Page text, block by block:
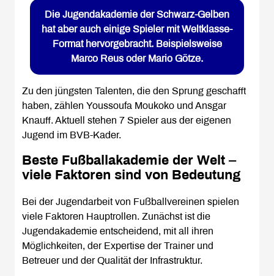
Die Jugendakademie der Schwarz-Gelben
hat aber auch einige Spieler mit Weltklasse-
Format hervorgebracht. Beispielsweise
Marco Reus oder Mario Götze.
Zu den jüngsten Talenten, die den Sprung geschafft
haben, zählen Youssoufa Moukoko und Ansgar
Knauff. Aktuell stehen 7 Spieler aus der eigenen
Jugend im BVB-Kader.
Beste Fußballakademie der Welt –
viele Faktoren sind von Bedeutung
Bei der Jugendarbeit von Fußballvereinen spielen
viele Faktoren Hauptrollen. Zunächst ist die
Jugendakademie entscheidend, mit all ihren
Möglichkeiten, der Expertise der Trainer und
Betreuer und der Qualität der Infrastruktur.